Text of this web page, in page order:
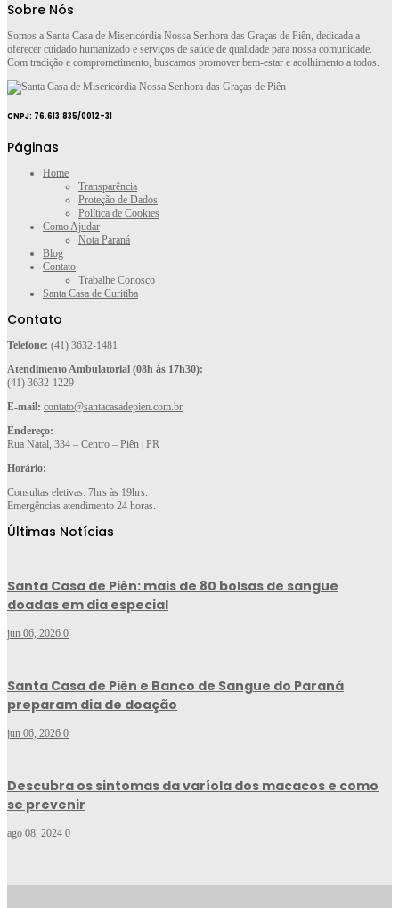
Sobre Nós
Somos a Santa Casa de Misericórdia Nossa Senhora das Graças de Piên, dedicada a
oferecer cuidado humanizado e serviços de saúde de qualidade para nossa comunidade.
Com tradição e comprometimento, buscamos promover bem-estar e acolhimento a todos.
CNPJ: 76.613.835/0012-31
Páginas
Home
Transparência
Proteção de Dados
Política de Cookies
Como Ajudar
Nota Paraná
Blog
Contato
Trabalhe Conosco
Santa Casa de Curitiba
Contato
Telefone: (41) 3632-1481
Atendimento Ambulatorial (08h às 17h30):
(41) 3632-1229
E-mail: contato@santacasadepien.com.br
Endereço:
Rua Natal, 334 – Centro – Piên | PR
Horário:
Consultas eletivas: 7hrs às 19hrs.
Emergências atendimento 24 horas.
Últimas Notícias
Santa Casa de Piên: mais de 80 bolsas de sangue
doadas em dia especial
jun 06, 2026 0
Santa Casa de Piên e Banco de Sangue do Paraná
preparam dia de doação
jun 06, 2026 0
Descubra os sintomas da varíola dos macacos e como
se prevenir
ago 08, 2024 0